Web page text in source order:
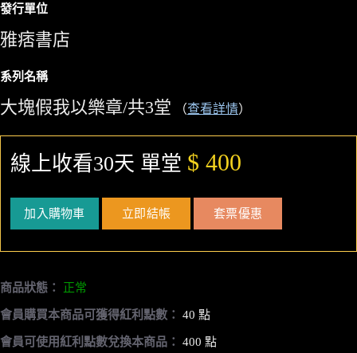
發行單位
雅痞書店
系列名稱
大塊假我以樂章/共3堂 （查看詳情）
線上收看30天 單堂 $ 400
加入購物車 立即結帳 套票優惠
商品狀態： 正常
會員購買本商品可獲得紅利點數： 40 點
會員可使用紅利點數兌換本商品： 400 點